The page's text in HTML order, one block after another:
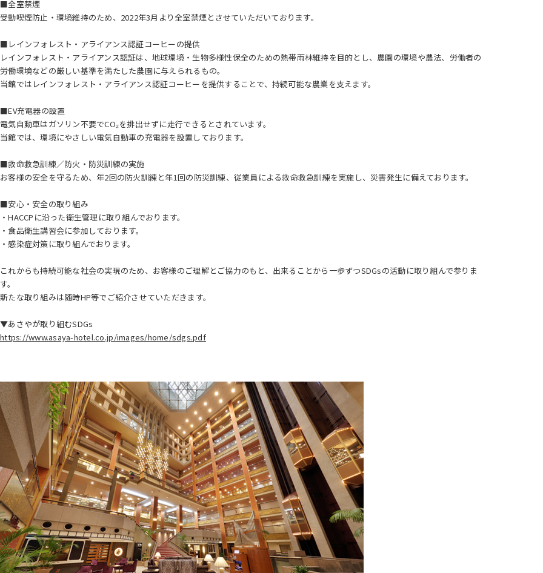
■全室禁煙
受動喫煙防止・環境維持のため、2022年3月より全室禁煙とさせていただいております。
■レインフォレスト・アライアンス認証コーヒーの提供
レインフォレスト・アライアンス認証は、地球環境・生物多様性保全のための熱帯雨林維持を目的とし、農園の環境や農法、労働者の
労働環境などの厳しい基準を満たした農園に与えられるもの。
当館ではレインフォレスト・アライアンス認証コーヒーを提供することで、持続可能な農業を支えます。
■EV充電器の設置
電気自動車はガソリン不要でCO₂を排出せずに走行できるとされています。
当館では、環境にやさしい電気自動車の充電器を設置しております。
■救命救急訓練／防火・防災訓練の実施
お客様の安全を守るため、年2回の防火訓練と年1回の防災訓練、従業員による救命救急訓練を実施し、災害発生に備えております。
■安心・安全の取り組み
・HACCPに沿った衛生管理に取り組んでおります。
・食品衛生講習会に参加しております。
・感染症対策に取り組んでおります。
これからも持続可能な社会の実現のため、お客様のご理解とご協力のもと、出来ることから一歩ずつSDGsの活動に取り組んで参りま
す。
新たな取り組みは随時HP等でご紹介させていただきます。
▼あさやが取り組むSDGs
https://www.asaya-hotel.co.jp/images/home/sdgs.pdf